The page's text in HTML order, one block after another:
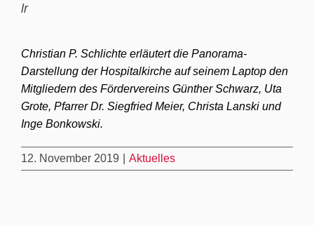
lr
Christian P. Schlichte erläutert die Panorama-
Darstellung der Hospitalkirche auf seinem Laptop den
Mitgliedern des Fördervereins Günther Schwarz, Uta
Grote, Pfarrer Dr. Siegfried Meier, Christa Lanski und
Inge Bonkowski.
12. November 2019 Aktuelles